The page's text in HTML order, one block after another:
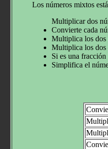
Los números mixtos
Multiplicar dos
Convierte cada
Multiplica los dos
Multiplica los dos
Si es una
Simplifica el